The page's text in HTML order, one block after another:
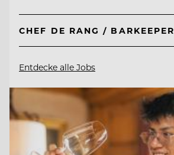
CHEF DE RANG / BARKEEPER
Entdecke alle Jobs